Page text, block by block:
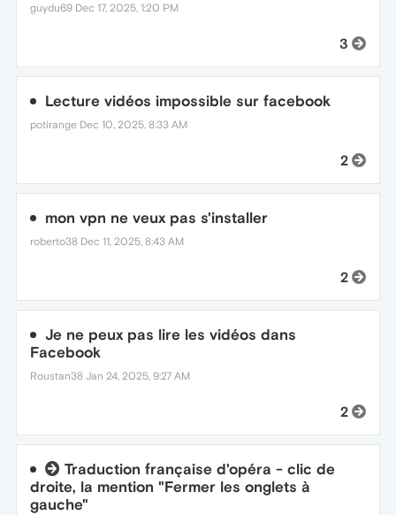
guydu69 Dec 17, 2025, 1:20 PM
3
Lecture vidéos impossible sur facebook
potirange Dec 10, 2025, 8:33 AM
2
mon vpn ne veux pas s'installer
roberto38 Dec 11, 2025, 8:43 AM
2
Je ne peux pas lire les vidéos dans
Facebook
Roustan38 Jan 24, 2025, 9:27 AM
2
Traduction française d'opéra - clic de
droite, la mention "Fermer les onglets à
gauche"